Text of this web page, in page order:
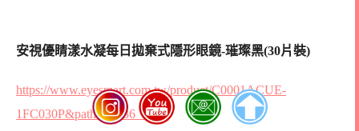
安視優睛漾水凝每日拋棄式隱形眼鏡-璀璨黑(30片裝)
https://www.eyesmart.com.tw/product/C0001ACUE-
1FC030P&path=35_36_40